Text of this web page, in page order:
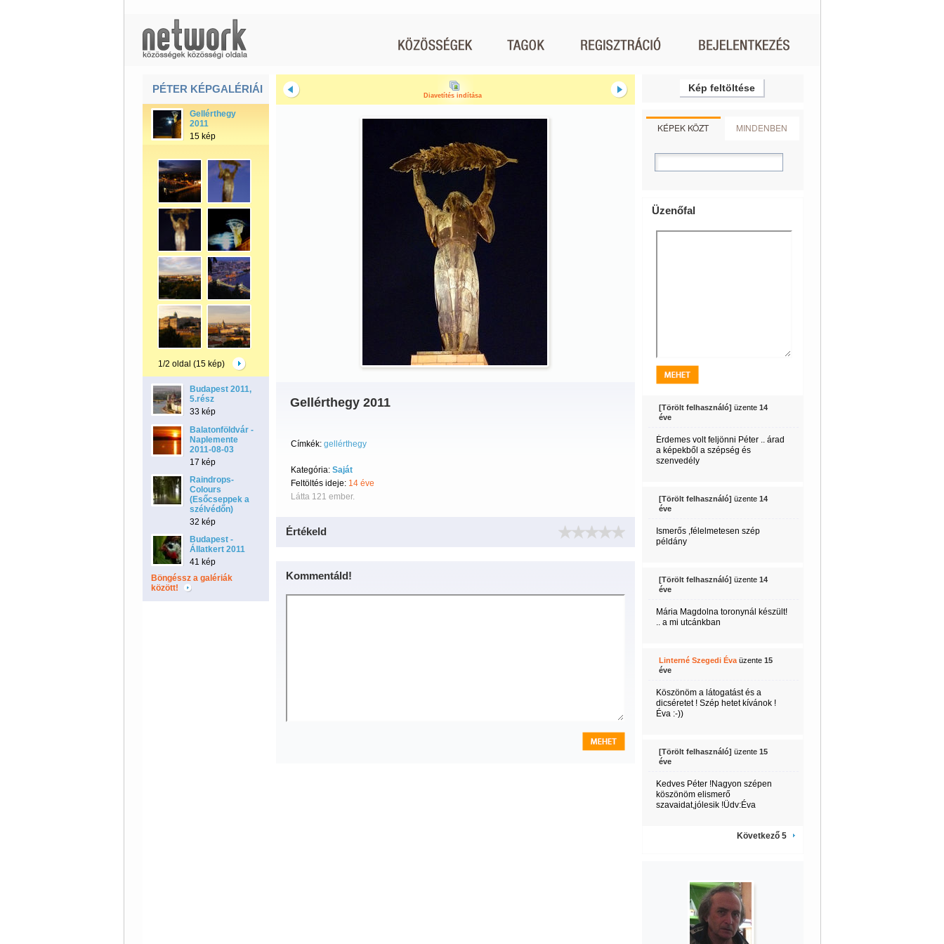
PÉTER KÉPGALÉRIÁI
Gellérthegy
2011
15 kép
1/2 oldal (15 kép)
Budapest 2011,
5.rész
33 kép
Balatonföldvár -
Naplemente
2011-08-03
17 kép
Raindrops-
Colours
(Esőcseppek a
szélvédőn)
32 kép
Budapest -
Állatkert 2011
41 kép
Böngéssz a galériák
között!
Diavetítés indítása
Gellérthegy 2011
Címkék: gellérthegy
Kategória: Saját
Feltöltés ideje: 14 éve
Látta 121 ember.
Értékeld
Kommentáld!
Kép feltöltése
KÉPEK KÖZT MINDENBEN
Üzenőfal
[Törölt felhasználó] üzente 14
éve
Érdemes volt feljönni Péter .. árad
a képekből a szépség és
szenvedély
[Törölt felhasználó] üzente 14
éve
Ismerős ,félelmetesen szép
példány
[Törölt felhasználó] üzente 14
éve
Mária Magdolna toronynál készült!
.. a mi utcánkban
Linterné Szegedi Évaüzente 15
éve
Köszönöm a látogatást és a
dicséretet ! Szép hetet kívánok !
Éva :-))
[Törölt felhasználó] üzente 15
éve
Kedves Péter !Nagyon szépen
köszönöm elismerő
szavaidat,jólesik !Üdv:Éva
Következő 5